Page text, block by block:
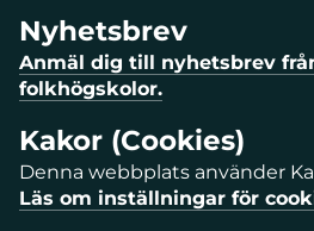
Nyhetsbrev
Anmäl dig till nyhetsbrev
folkhögskolor.
Kakor (Cookies)
Denna webbplats använder
Läs om inställningar för